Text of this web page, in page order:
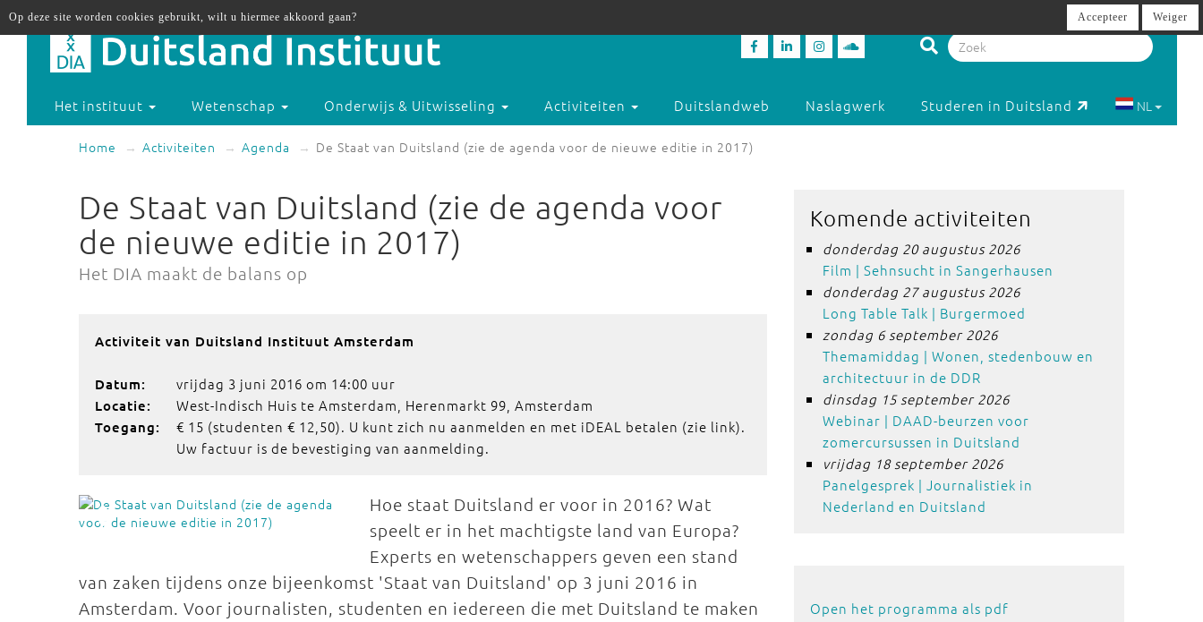
Het instituut Wetenschap Onderwijs & Uitwisseling Activiteiten Duitslandweb Naslagwerk Studeren in Duitsland NL
Home Activiteiten Agenda De Staat van Duitsland (zie de agenda voor de nieuwe editie in 2017)
De Staat van Duitsland (zie de agenda voor
de nieuwe editie in 2017)
Het DIA maakt de balans op
Activiteit van Duitsland Instituut Amsterdam
Datum: vrijdag 3 juni 2016 om 14:00 uur
Locatie: West-Indisch Huis te Amsterdam, Herenmarkt 99, Amsterdam
Toegang:
€ 15 (studenten € 12,50). U kunt zich nu aanmelden en met iDEAL betalen (zie link).
Uw factuur is de bevestiging van aanmelding.
Hoe staat Duitsland er voor in 2016? Wat
speelt er in het machtigste land van Europa?
Experts en wetenschappers geven een stand
van zaken tijdens onze bijeenkomst 'Staat van Duitsland' op 3 juni 2016 in
Amsterdam. Voor journalisten, studenten en iedereen die met Duitsland te maken
Komende activiteiten
donderdag 20 augustus 2026
Film | Sehnsucht in Sangerhausen
donderdag 27 augustus 2026
Long Table Talk | Burgermoed
zondag 6 september 2026
Themamiddag | Wonen, stedenbouw en
architectuur in de DDR
dinsdag 15 september 2026
Webinar | DAAD-beurzen voor
zomercursussen in Duitsland
vrijdag 18 september 2026
Panelgesprek | Journalistiek in
Nederland en Duitsland
Open het programma als pdf
Op deze site worden cookies gebruikt, wilt u hiermee akkoord gaan? Accepteer Weiger